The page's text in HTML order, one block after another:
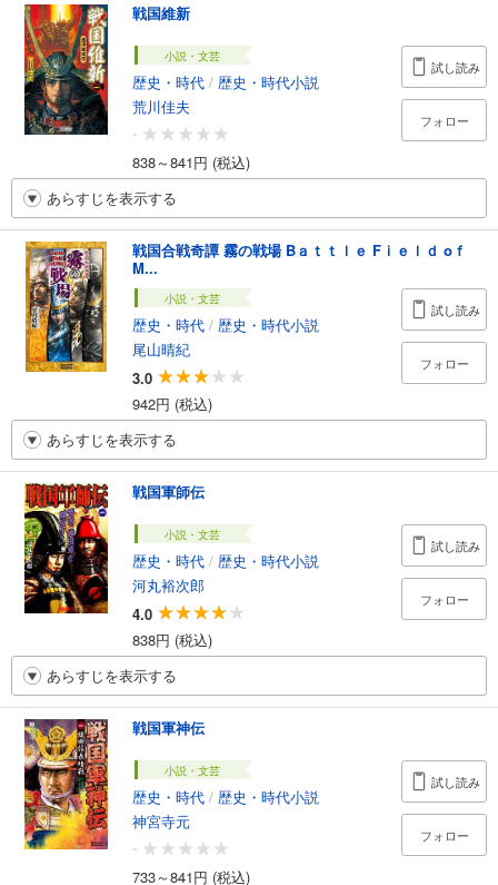
戦国維新
小説・文芸
歴史・時代 / 歴史・時代小説
荒川佳夫
-
838～841円 (税込)
試し読み
フォロー
あらすじを表示する
戦国合戦奇譚 霧の戦場 Bａｔｔｌｅ Fｉｅｌｄ oｆ
M...
小説・文芸
歴史・時代 / 歴史・時代小説
尾山晴紀
3.0
942円 (税込)
試し読み
フォロー
あらすじを表示する
戦国軍師伝
小説・文芸
歴史・時代 / 歴史・時代小説
河丸裕次郎
4.0
838円 (税込)
試し読み
フォロー
あらすじを表示する
戦国軍神伝
小説・文芸
歴史・時代 / 歴史・時代小説
神宮寺元
-
733～841円 (税込)
試し読み
フォロー